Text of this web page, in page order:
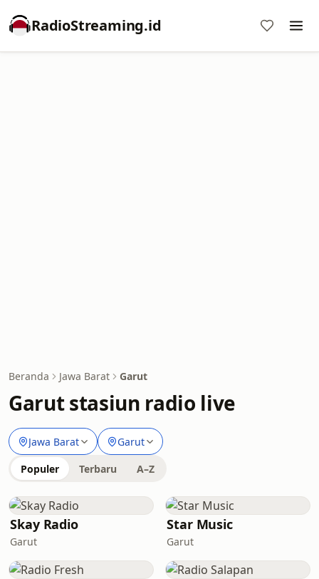
RadioStreaming.id
Beranda Jawa Barat Garut
Garut stasiun radio live
Jawa Barat Garut
Populer Terbaru A–Z
Skay Radio
Garut
Star Music
Garut